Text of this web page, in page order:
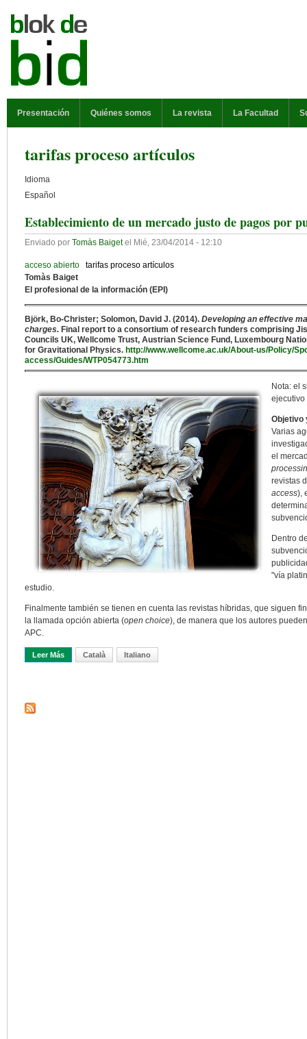
Presentación Quiénes somos La revista La Facultad
tarifas proceso artículos
Idioma
Español
Establecimiento de un mercado justo de pagos por
Enviado por Tomàs Baigetel Mié, 23/04/2014 - 12:10
acceso abierto
tarifas proceso artículos
Tomàs Baiget
El profesional de la información (EPI)
Björk, Bo-Christer; Solomon, David J. (2014). Developing an effective
charges. Final report to a consortium of research funders comprising
Councils UK, Wellcome Trust, Austrian Science Fund, Luxembourg
for Gravitational Physics. http://www.wellcome.ac.uk/About-us/Policy/
access/Guides/WTP054773.htm
Nota: el
ejecutivo
Objetivo
Varias
el
revistas
access),
Dentro
"vía
estudio.
Finalmente también se tienen en cuenta las revistas híbridas, que siguen
la llamada opción abierta (open choice), de manera que los autores
APC.
Leer Más Sobre Establecimiento De Un Mercado Justo De Pagos Por
Català Italiano